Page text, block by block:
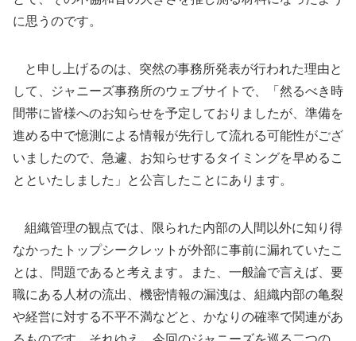
に思うのです。
と申し上げるのは、突然の事務所発表が行われた理由と
して、ジャニーズ事務所のウェブサイトで、「然るべき時
間帯に皆様へのお知らせを予定しておりましたが、準備を
進める中で憶測による情報が先行して流れる可能性がござ
いましたので、急遽、お知らせするタイミングを早めるこ
とといたしました」と公言したことにあります。
組織管理の観点では、限られた内部の人間以外に知り得
なかったトップシークレットが外部に事前に漏れていたこ
とは、問題であると考えます。また、一般論で言えば、要
職にある人材の流出、機密情報の漏洩は、組織内部の亀裂
や経営に対する不平不満などと、かなりの確率で関連があ